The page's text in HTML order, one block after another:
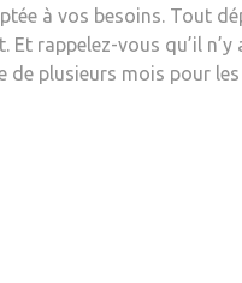
à vos besoins. Tout
rappelez-vous qu’il n’y
de plusieurs mois pour